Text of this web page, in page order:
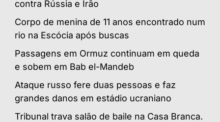
contra Rússia e Irão
Corpo de menina de 11 anos encontrado num
rio na Escócia após buscas
Passagens em Ormuz continuam em queda
e sobem em Bab el-Mandeb
Ataque russo fere duas pessoas e faz
grandes danos em estádio ucraniano
Tribunal trava salão de baile na Casa Branca.